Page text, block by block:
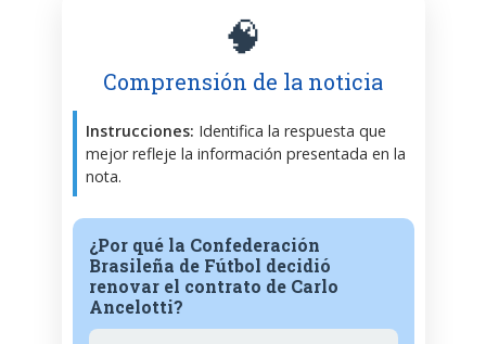
🧠
Comprensión de la noticia
Instrucciones: Identifica la respuesta que
mejor refleje la información presentada en la
nota.
¿Por qué la Confederación
Brasileña de Fútbol decidió
renovar el contrato de Carlo
Ancelotti?